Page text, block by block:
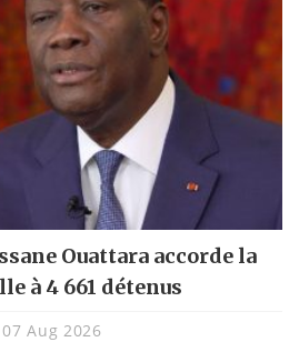
Ouattara accorde la
à 4 661 détenus
07 Aug 2026